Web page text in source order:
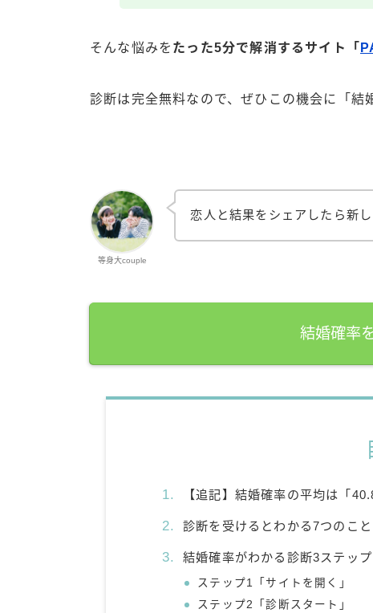
そんな悩みを たった5分で解消するサイト「
診断は完全無料なので、ぜひこの機会に「結
等身大couple
恋人と結果をシェアしたら新
結婚確率
【追記】結婚確率の平均は「
診断を受けるとわかる7つのこと
結婚確率がわかる診断3ステップ
ステップ1「サイトを開く」
ステップ2「診断スタート」